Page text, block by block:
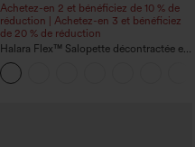
+6
Achetez-en 2 et bénéficiez de 10 % de
réduction | Achetez-en 3 et bénéficiez
de 20 % de réduction
Halara Flex™ Salopette décontractée en
denim lavé à encolure en V avec poche